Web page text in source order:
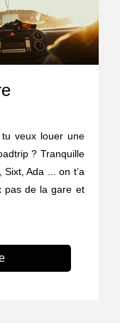
veux louer une
? Tranquille
Ada ... on t’a
pas de la gare et